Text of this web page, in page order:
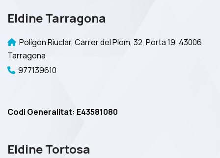
Eldine Tarragona
Polígon Riuclar, Carrer del Plom, 32, Porta 19, 43006
Tarragona
977139610
Codi Generalitat: E43581080
Eldine Tortosa